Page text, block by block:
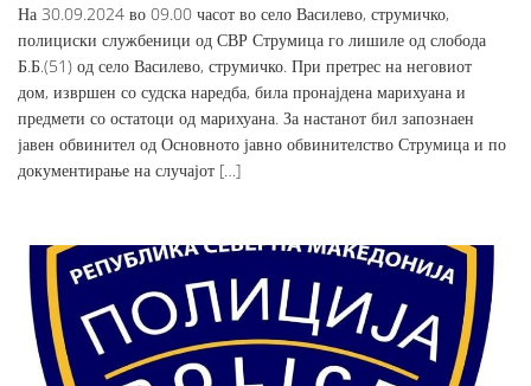
На 30.09.2024 во 09.00 часот во село Василево, струмичко,
полициски службеници од СВР Струмица го лишиле од слобода
Б.Б.(51) од село Василево, струмичко. При претрес на неговиот
дом, извршен со судска наредба, била пронајдена марихуана и
предмети со остатоци од марихуана. За настанот бил запознаен
јавен обвинител од Основното јавно обвинителство Струмица и по
документирање на случајот […]